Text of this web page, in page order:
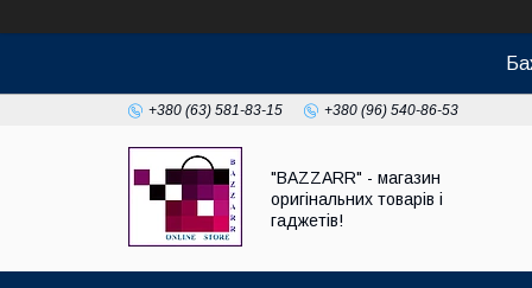
+380 (63) 581-83-15 +380 (96) 540-86-53
"BAZZARR" - магазин
оригінальних товарів і
гаджетів!